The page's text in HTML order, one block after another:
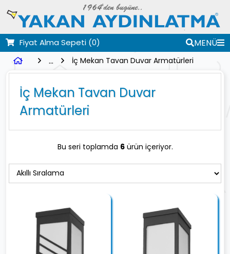
Fiyat Alma Sepeti (0)
MENÜ
...
İç Mekan Tavan Duvar Armatürleri
İç Mekan Tavan Duvar
Armatürleri
Bu seri toplamda 6ürün içeriyor.